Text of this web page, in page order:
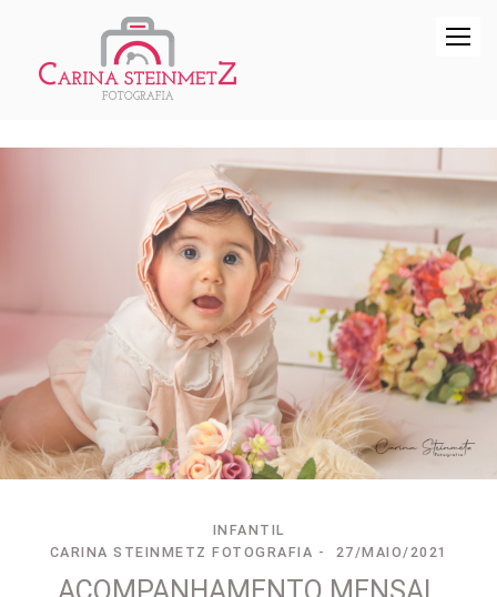
INFANTIL
CARINA STEINMETZ FOTOGRAFIA
27/MAIO/2021
ACOMPANHAMENTO MENSAL